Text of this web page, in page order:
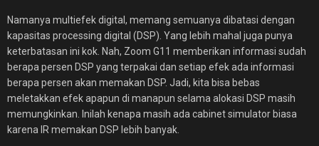
Namanya multiefek digital, memang semuanya dibatasi dengan
kapasitas processing digital (DSP). Yang lebih mahal juga punya
keterbatasan ini kok. Nah, Zoom G11 memberikan informasi sudah
berapa persen DSP yang terpakai dan setiap efek ada informasi
berapa persen akan memakan DSP. Jadi, kita bisa bebas
meletakkan efek apapun di manapun selama alokasi DSP masih
memungkinkan. Inilah kenapa masih ada cabinet simulator biasa
karena IR memakan DSP lebih banyak.